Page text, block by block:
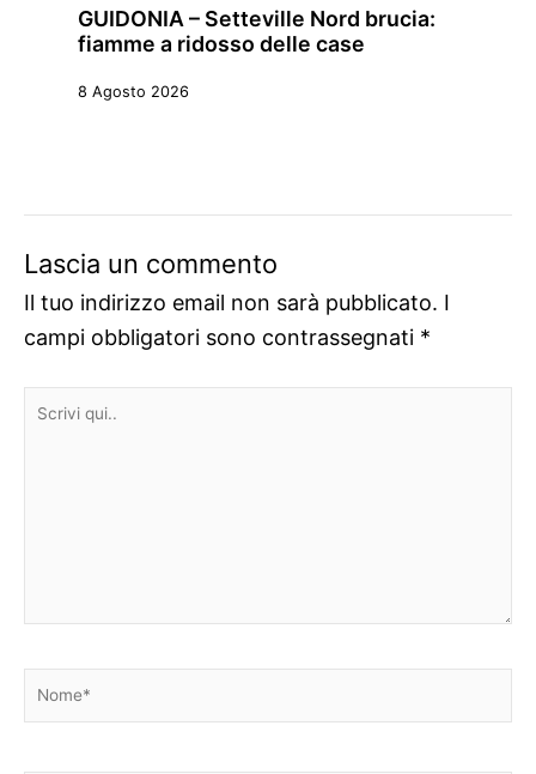
GUIDONIA – Setteville Nord brucia:
fiamme a ridosso delle case
8 Agosto 2026
Lascia un commento
Il tuo indirizzo email non sarà pubblicato. I
campi obbligatori sono contrassegnati *
Scrivi
Nome*